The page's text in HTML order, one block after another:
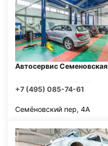
Автосервис Семеновская
+7 (495) 085-74-61
Семёновский пер, 4А